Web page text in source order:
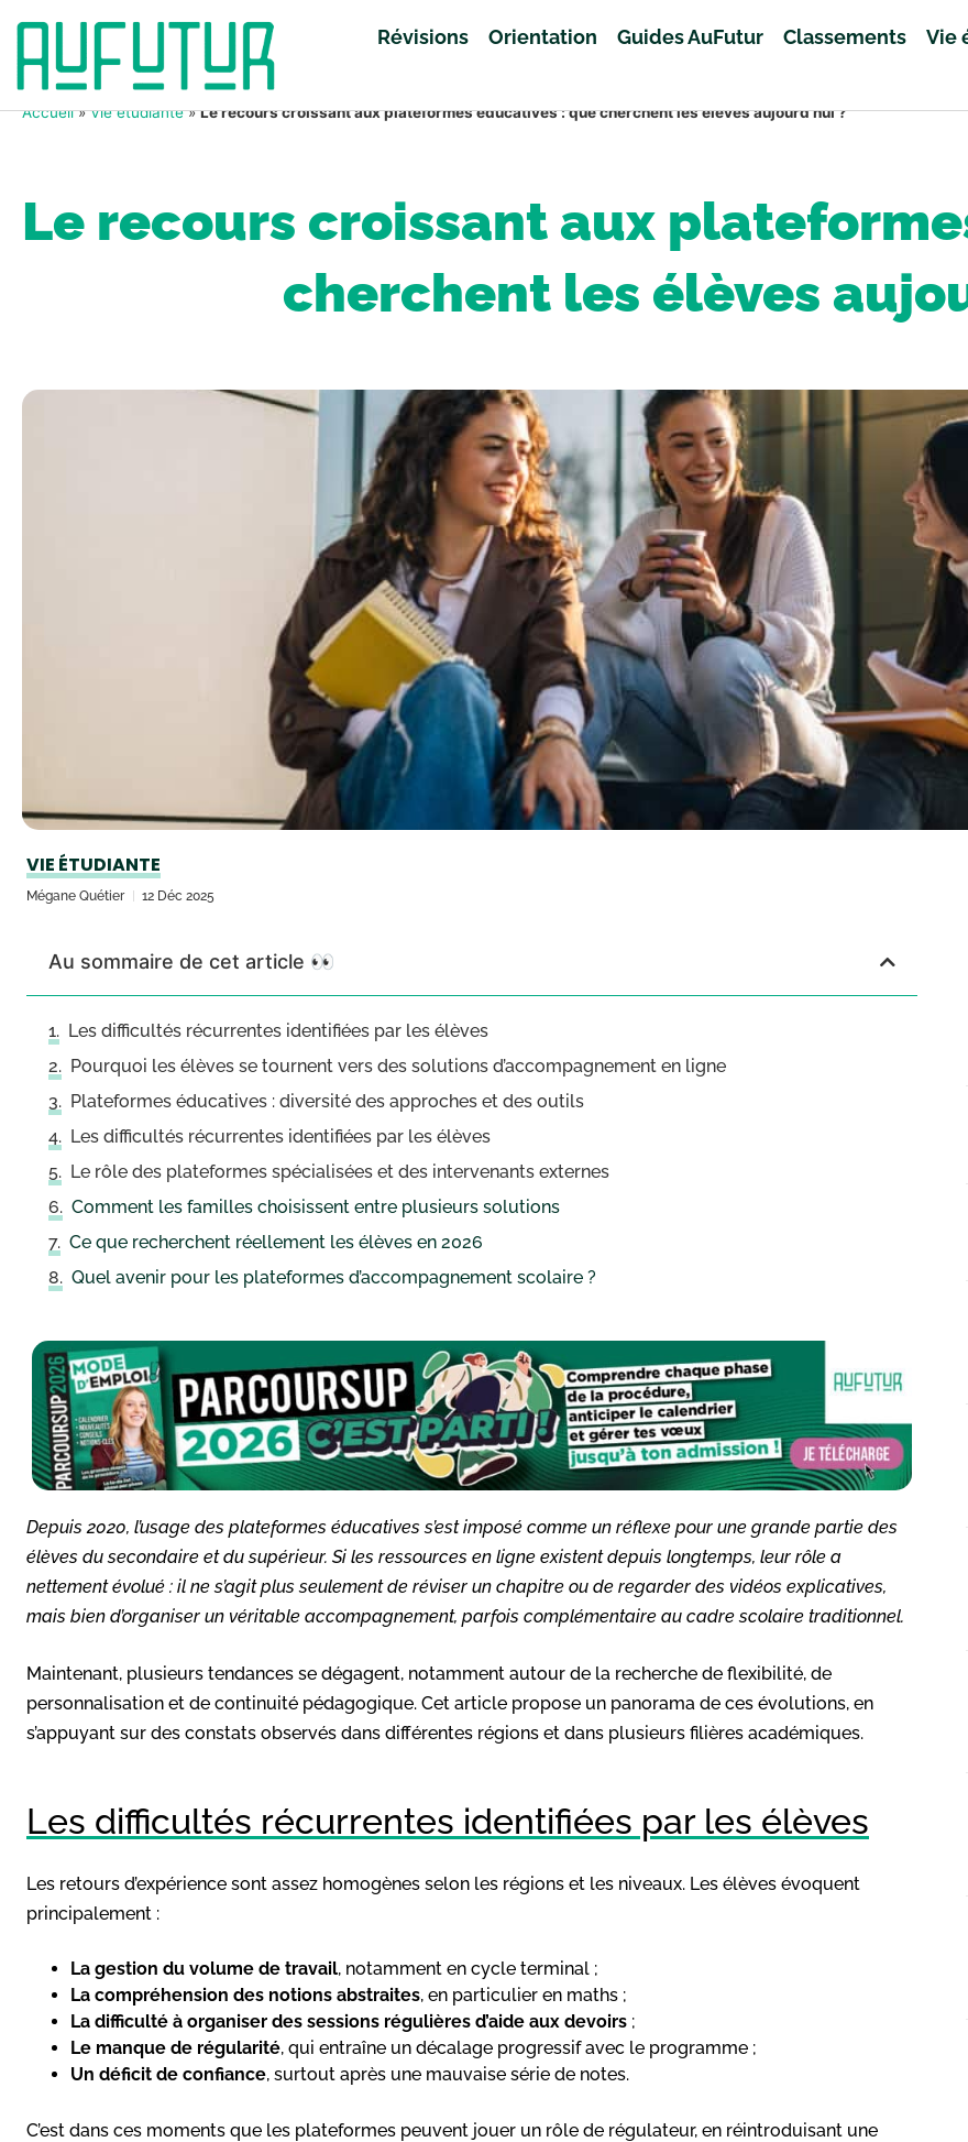
Révisions Orientation Guides AuFutur Classements Vie
Accueil»Vie étudiante»Le recours croissant aux plateformes éducatives : que cherchent les élèves aujourd’hui ?
Le recours croissant aux
cherchent les élèves
VIE ÉTUDIANTE
Mégane Quétier 12 Déc 2025
Au sommaire de cet article 👀
Les difficultés récurrentes identifiées par les élèves
Pourquoi les élèves se tournent vers des solutions d’accompagnement en ligne
Plateformes éducatives : diversité des approches et des outils
Les difficultés récurrentes identifiées par les élèves
Le rôle des plateformes spécialisées et des intervenants externes
Comment les familles choisissent entre plusieurs solutions
Ce que recherchent réellement les élèves en 2026
Quel avenir pour les plateformes d’accompagnement scolaire ?
Depuis 2020, l’usage des plateformes éducatives s’est imposé comme un réflexe pour une grande partie des
élèves du secondaire et du supérieur. Si les ressources en ligne existent depuis longtemps, leur rôle a
nettement évolué : il ne s’agit plus seulement de réviser un chapitre ou de regarder des vidéos explicatives,
mais bien d’organiser un véritable accompagnement, parfois complémentaire au cadre scolaire traditionnel.
Maintenant, plusieurs tendances se dégagent, notamment autour de la recherche de flexibilité, de
personnalisation et de continuité pédagogique. Cet article propose un panorama de ces évolutions, en
s’appuyant sur des constats observés dans différentes régions et dans plusieurs filières académiques.
Les difficultés récurrentes identifiées par les élèves
Les retours d’expérience sont assez homogènes selon les régions et les niveaux. Les élèves évoquent
principalement :
La gestion du volume de travail, notamment en cycle terminal ;
La compréhension des notions abstraites, en particulier en maths ;
La difficulté à organiser des sessions régulières d’aide aux devoirs ;
Le manque de régularité, qui entraîne un décalage progressif avec le programme ;
Un déficit de confiance, surtout après une mauvaise série de notes.
C’est dans ces moments que les plateformes peuvent jouer un rôle de régulateur, en réintroduisant une